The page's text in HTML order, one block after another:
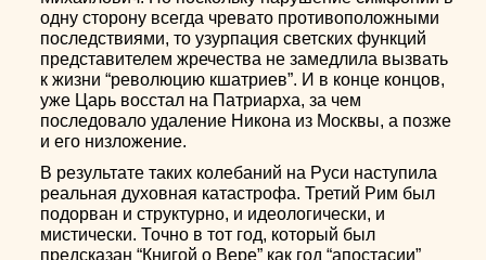
одну сторону всегда чревато противоположными
последствиями, то узурпация светских функций
представителем жречества не замедлила вызвать
к жизни “революцию кшатриев”. И в конце концов,
уже Царь восстал на Патриарха, за чем
последовало удаление Никона из Москвы, а позже
и его низложение.
В результате таких колебаний на Руси наступила
реальная духовная катастрофа. Третий Рим был
подорван и структурно, и идеологически, и
мистически. Точно в тот год, который был
предсказан “Книгой о Вере” как год “апостасии”